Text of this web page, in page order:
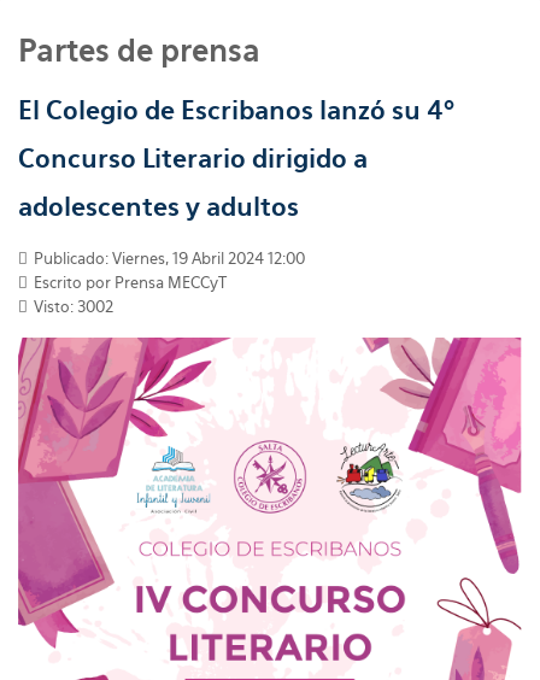
Partes de prensa
El Colegio de Escribanos lanzó su 4º
Concurso Literario dirigido a
adolescentes y adultos
Publicado: Viernes, 19 Abril 2024 12:00
Escrito por Prensa MECCyT
Visto: 3002